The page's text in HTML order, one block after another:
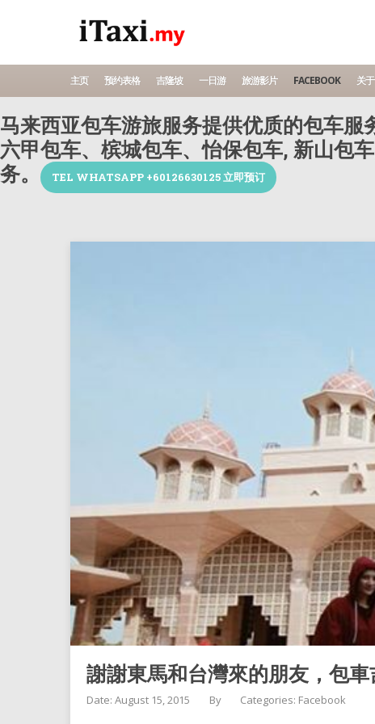
主页 预约表格 吉隆坡 一日游 旅游影片 FACEBOOK 关
马来西亚包车游旅服务提供优质的包车
六甲包车、槟城包车、怡保包车, 新山包
务。
TEL WHATSAPP +60126630125 立即预订
謝謝東馬和台灣來的朋友，包車
Date: August 15, 2015 By Categories: Facebook